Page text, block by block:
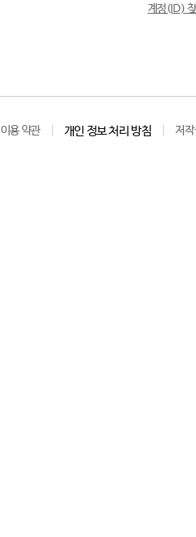
계정(ID)
이용 약관 개인 정보 처리 방침 저